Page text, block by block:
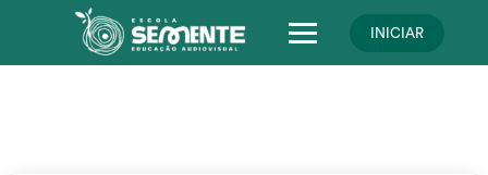
INICIAR